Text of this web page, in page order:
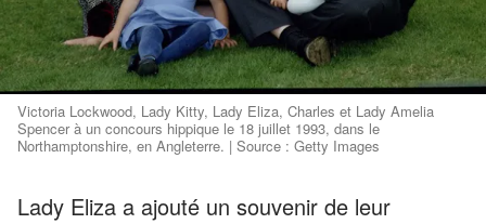
Victoria Lockwood, Lady Kitty, Lady Eliza, Charles et Lady Amelia
Spencer à un concours hippique le 18 juillet 1993, dans le
Northamptonshire, en Angleterre. | Source : Getty Images
Lady Eliza a ajouté un souvenir de leur